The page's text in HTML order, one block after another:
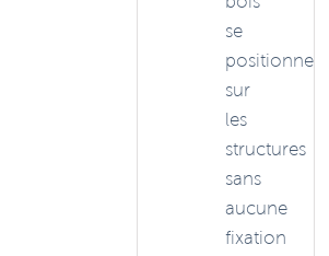
se
positionnent
sur
les
structures
sans
aucune
fixation